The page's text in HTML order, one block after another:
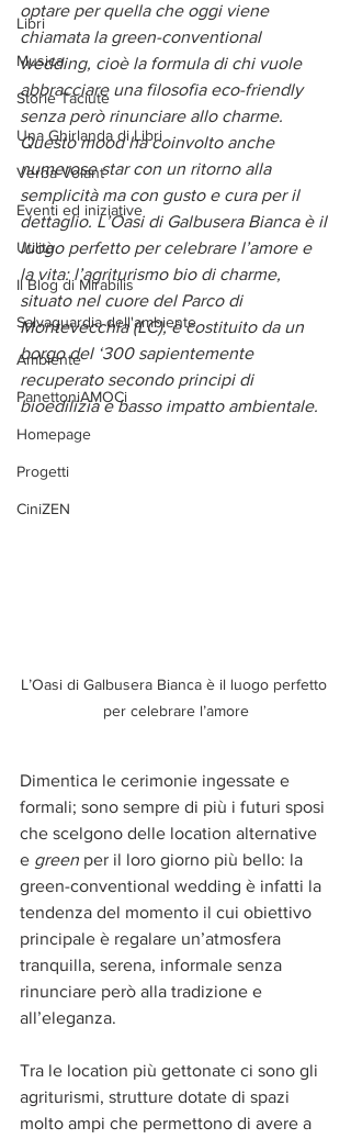
Libri
Musica
Storie Taciute
Una Ghirlanda di Libri
Verba Volant
Eventi ed iniziative
Utilità
Il Blog di Mirabilis
Salvaguardia dell'ambiente
Ambiente
PanettoniAMOCi
Homepage
Progetti
CiniZEN
optare per quella che oggi viene
chiamata la green-conventional
wedding, cioè la formula di chi vuole
abbracciare una filosofia eco-friendly
senza però rinunciare allo charme.
Questo mood ha coinvolto anche
numerose star con un ritorno alla
semplicità ma con gusto e cura per il
dettaglio. L’Oasi di Galbusera Bianca è il
luogo perfetto per celebrare l’amore e
la vita: l’agriturismo bio di charme,
situato nel cuore del Parco di
Montevecchia (LC), è costituito da un
borgo del ‘300 sapientemente
recuperato secondo principi di
bioedilizia e basso impatto ambientale.
L’Oasi di Galbusera Bianca è il luogo perfetto
per celebrare l’amore
Dimentica le cerimonie ingessate e
formali; sono sempre di più i futuri sposi
che scelgono delle location alternative
e green per il loro giorno più bello: la
green-conventional wedding è infatti la
tendenza del momento il cui obiettivo
principale è regalare un’atmosfera
tranquilla, serena, informale senza
rinunciare però alla tradizione e
all’eleganza.
Tra le location più gettonate ci sono gli
agriturismi, strutture dotate di spazi
molto ampi che permettono di avere a